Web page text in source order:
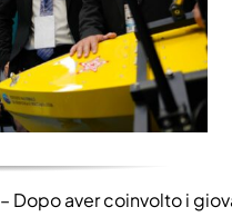
– Dopo aver coinvolto i